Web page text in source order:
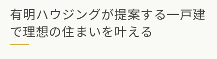
地元の素材を活かしたデザイン
安心のアフターサポート体制
建売価格で建築できる一戸建は費用対効果抜群
有明ハウジングが提案する一戸建
で理想の住まいを叶える